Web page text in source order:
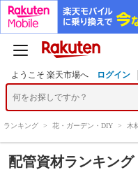
ようこそ 楽天市場へ ログイン
ランキング > 花・ガーデン・DIY > 木
配管資材ランキング